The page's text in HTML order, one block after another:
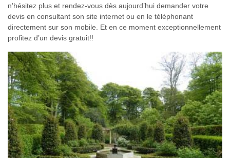
n’hésitez plus et rendez-vous dès aujourd’hui demander votre
devis en consultant son site internet ou en le téléphonant
directement sur son mobile. Et en ce moment exceptionnellement
profitez d’un devis gratuit!!